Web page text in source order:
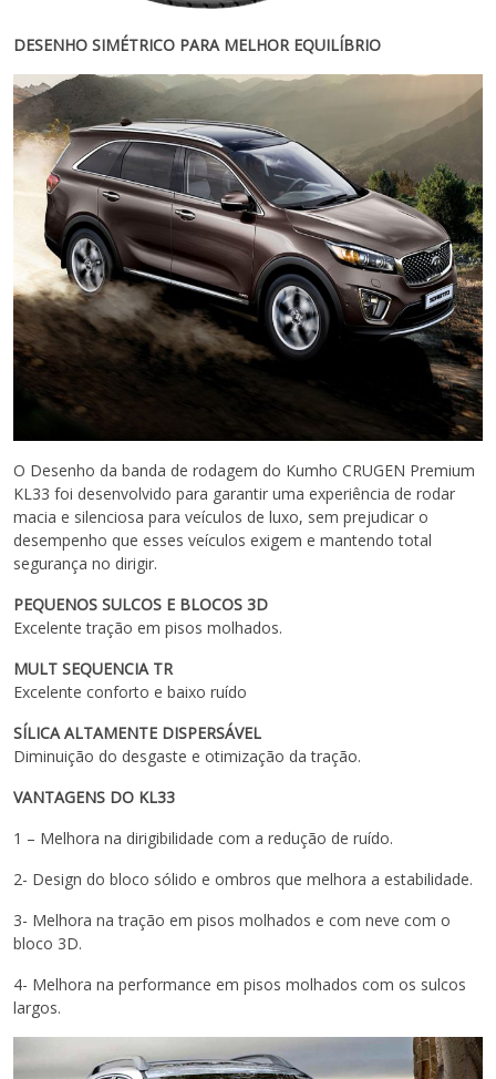
DESENHO SIMÉTRICO PARA MELHOR EQUILÍBRIO
O Desenho da banda de rodagem do Kumho CRUGEN Premium
KL33 foi desenvolvido para garantir uma experiência de rodar
macia e silenciosa para veículos de luxo, sem prejudicar o
desempenho que esses veículos exigem e mantendo total
segurança no dirigir.
PEQUENOS SULCOS E BLOCOS 3D
Excelente tração em pisos molhados.
MULT SEQUENCIA TR
Excelente conforto e baixo ruído
SÍLICA ALTAMENTE DISPERSÁVEL
Diminuição do desgaste e otimização da tração.
VANTAGENS DO KL33
1 – Melhora na dirigibilidade com a redução de ruído.
2- Design do bloco sólido e ombros que melhora a estabilidade.
3- Melhora na tração em pisos molhados e com neve com o
bloco 3D.
4- Melhora na performance em pisos molhados com os sulcos
largos.